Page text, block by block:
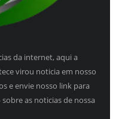
da internet, aqui a
virou noticia em nosso
e envie nosso link para
as noticias de nossa